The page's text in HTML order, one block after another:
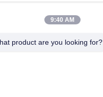
jesingd@vip.sina.com
9:40 AM
product are you looking for?